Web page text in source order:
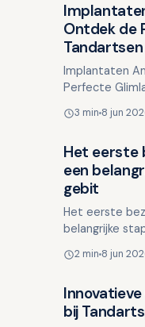
Overig nieuws
Ontdek de
Tandartsen
Implantaten
Perfecte
kiezen, o…
3 min 8 jun
Overig nieuws
Het eerste
een
gebit
Het eerste
belangrijke
spannende g…
2 min 8 jun
Overig nieuws
bij